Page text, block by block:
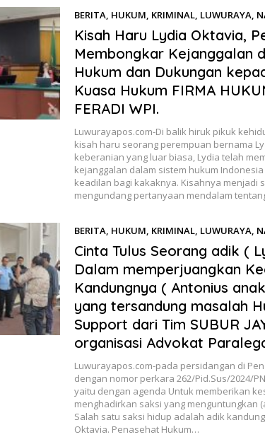
BERITA, HUKUM, KRIMINAL, LUWURAYA,
22, 2024
Kisah Haru Lydia Oktavia,
Membongkar Kejanggalan
Hukum dan Dukungan
Kuasa Hukum FIRMA
FERADI WPI.
Luwurayapos.com-Di balik hiruk pikuk
kisah haru seorang perempuan bernama
keberanian yang luar biasa, Lydia telah
kejanggalan dalam sistem hukum
keadilan bagi kakaknya. Kisahnya menjadi
mengundang pertanyaan mendalam
BERITA, HUKUM, KRIMINAL, LUWURAYA,
21, 2024
Cinta Tulus Seorang adik (
Dalam memperjuangkan
Kandungnya ( Antonius
yang tersandung masalah
Support dari Tim SUBUR
organisasi Advokat
Luwurayapos.com-pada persidangan di
dengan nomor perkara 262/Pid.Sus/2024/
yaitu dengan agenda Untuk memberikan
menghadirkan saksi yang menguntungkan
Salah satu saksi hidup adalah adik
Oktavia. Penasehat Hukum…